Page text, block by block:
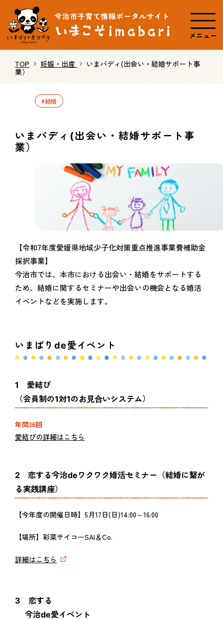
メニュー
TOP 妊娠・出産
いまバディ(出会い・結婚サポート事
業）
#結婚
いまバディ(出会い・結婚サポート事
業）
【令和7年度愛媛県地域少子化対策重点推進事業費補助金
採択事業】
今治市では、本市における出会い・結婚をサポートする
ため、結婚に関するセミナーや出会いの機会となる婚活
イベントなどを実施します。
いまばりde愛イベント
1 愛結び
（会員制の1対1のお⾒合いシステム）
年間36回
愛結びの詳細はこちら
2 恋する今治deワクワク婚活セミナー（結婚に繋が
る実践講座）
【今年度の開催日時】5月17日(日)14:00～16:00
【場所】彩菜サイコーSAI＆Co.
詳細はこちら
3 恋する
今治de愛イベント